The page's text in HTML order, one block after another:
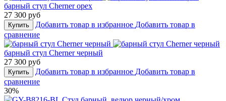
барный стул Cherner орех
27 300 руб
Купить Добавить товар в избранное Добавить товар в
сравнение
барный стул Cherner черный
27 300 руб
Купить Добавить товар в избранное Добавить товар в
сравнение
30%